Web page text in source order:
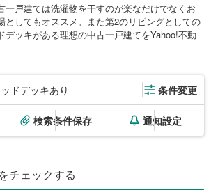
一戸建ては洗濯物を干すのが楽なだけでなくお
としてもオススメ。また第2のリビングとしての
デッキがある理想の中古一戸建てをYahoo!不動
ドデッキあり 条件変更
検索条件保存 通知設定
チェックする